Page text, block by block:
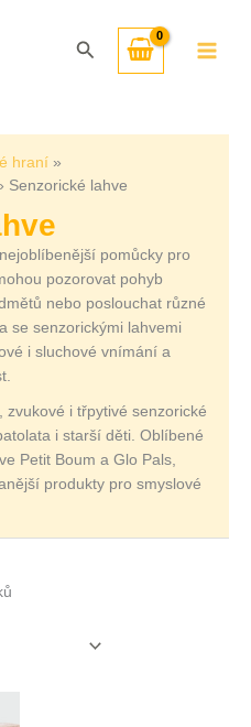
Hledat
hraní
Senzorické lahve
pomůcky pro
pozorovat pohyb
nebo poslouchat různé
se senzorickými lahvemi
i sluchové vnímání a
i třpytivé senzorické
i starší děti. Oblíbené
Petit Boum a Glo Pals,
produkty pro smyslové
nejnovějších